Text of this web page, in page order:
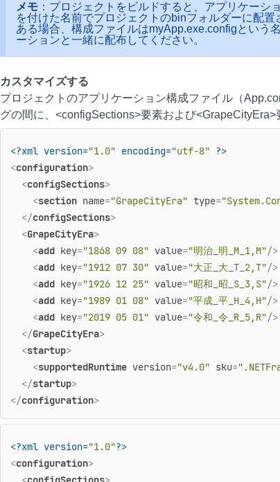
メモ ：プロジェクトをビルドすると、アプリケー
を付けた名前でプロジェクトのbinフォルダーに配
ある場合、構成ファイルはmyApp.exe.configという
ーションと一緒に配布してください。
カスタマイズする
プロジェクトのアプリケーション構成ファイル（
グの間に、<configSections>要素および<GrapeCityEra>
<?xml version="1.0" encoding="utf-8" ?>
<configuration>
<configSections>
<section name="GrapeCityEra" type=
</configSections>
<GrapeCityEra>
<add key="1868 09 08" value="明治_明_M_1,M"/>
<add key="1912 07 30" value="大正_大_T_2,T"/>
<add key="1926 12 25" value="昭和_昭_S_3,S"/>
<add key="1989 01 08" value="平成_平_H_4,H"/>
<add key="2019 05 01" value="令和_令_R_5,R"/>
</GrapeCityEra>
<startup>
<supportedRuntime version="v4.0" sku=
</startup>
</configuration>
<?xml version="1.0"?>
<configuration>